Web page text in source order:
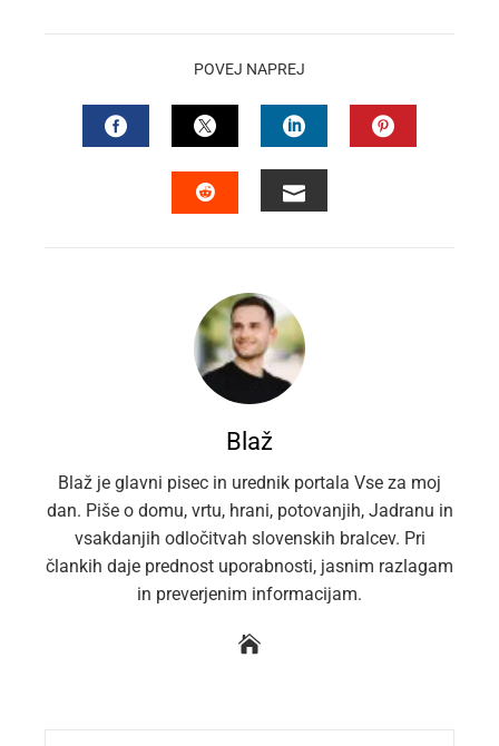
POVEJ NAPREJ
FACEBOOKTWITTERLINKEDIN
Blaž
Blaž je glavni pisec in urednik portala Vse za moj
dan. Piše o domu, vrtu, hrani, potovanjih, Jadranu in
vsakdanjih odločitvah slovenskih bralcev. Pri
člankih daje prednost uporabnosti, jasnim razlagam
in preverjenim informacijam.